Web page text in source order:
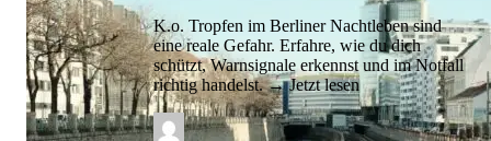
K.o. Tropfen im Berliner Nachtleben sind
eine reale Gefahr. Erfahre, wie du dich
schützt, Warnsignale erkennst und im Notfall
richtig handelst. → Jetzt lesen